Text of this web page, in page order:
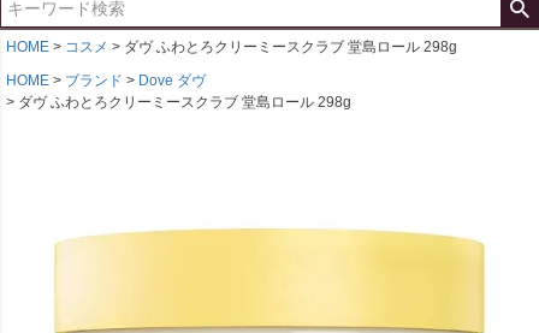
HOME コスメ
ダヴ ふわとろクリーミースクラブ 堂島ロール 298g
HOME
ブランド
Dove ダヴ
ダヴ ふわとろクリーミースクラブ 堂島ロール 298g